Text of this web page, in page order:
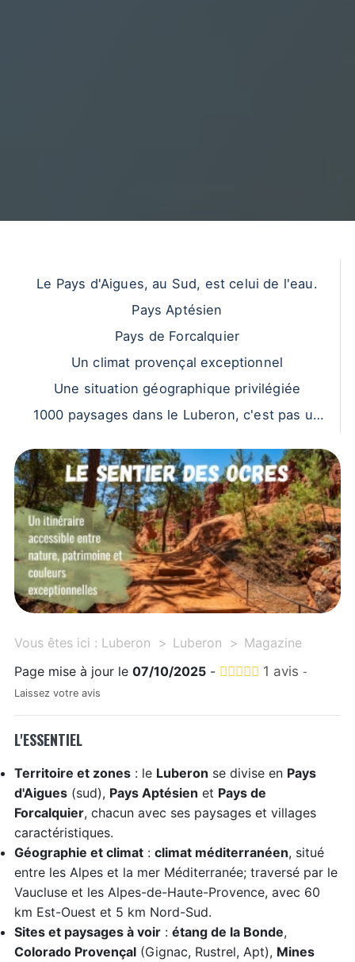
Le Pays d'Aigues, au Sud, est celui de l'eau.
Pays Aptésien
Pays de Forcalquier
Un climat provençal exceptionnel
Une situation géographique privilégiée
1000 paysages dans le Luberon, c'est pas un
Vous êtes ici : Luberon Luberon
Magazine
Page mise à jour le 07/10/2025- 1 avis -
Laissez votre avis
L'ESSENTIEL
Territoire et zones: le Luberon se divise en Pays
d'Aigues(sud), Pays Aptésien et Pays de
Forcalquier, chacun avec ses paysages et villages
caractéristiques.
Géographie et climat: climat méditerranéen, situé
entre les Alpes et la mer Méditerranée; traversé par le
Vaucluse et les Alpes-de-Haute-Provence, avec 60
km Est-Ouest et 5 km Nord-Sud.
Sites et paysages à voir: étang de la Bonde,
Colorado Provençal(Gignac, Rustrel, Apt), Mines